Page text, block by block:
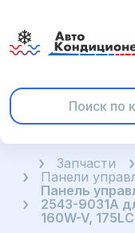
ГлавнаяЗапчасти
Панели
Панель
2543-9031A
160W-V,